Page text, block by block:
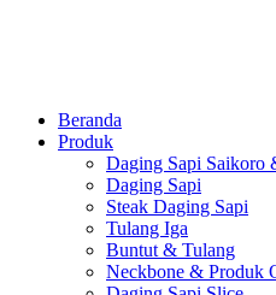
Beranda
Produk
Daging Sapi Saikoro
Daging Sapi
Steak Daging Sapi
Tulang Iga
Buntut & Tulang
Neckbone & Produk